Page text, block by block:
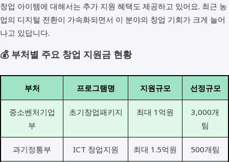
창업 아이템에 대해서는 추가 지원 혜택도 제공하고 있어요. 최근 농
업의 디지털 전환이 가속화되면서 이 분야의 창업 기회가 크게 늘어
나고 있답니다.
💰 부처별 주요 창업 지원금 현황
부처 프로그램명 지원규모 선정규모
중소벤처기업
부
초기창업패키지 최대 1억원
3,000개
팀
과기정통부 ICT 창업지원 최대 1.5억원 500개팀